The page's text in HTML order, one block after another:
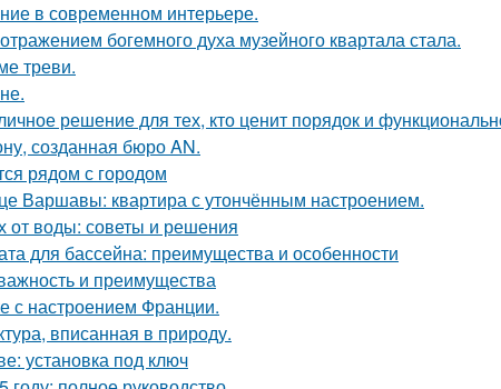
в современном интерьере.
богемного духа музейного квартала стала.
треви.
решение для тех, кто ценит порядок и
созданная бюро AN.
рядом с городом
Варшавы: квартира с утончённым настроением.
от воды: советы и решения
для бассейна: преимущества и особенности
и преимущества
с настроением Франции.
вписанная в природу.
установка под ключ